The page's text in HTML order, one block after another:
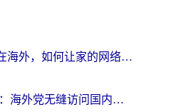
Openwrt 回国：在海外，如何让家的网络触手可及
香港翻墙回内地：海外党无缝访问国内资源的加速器选择全攻略